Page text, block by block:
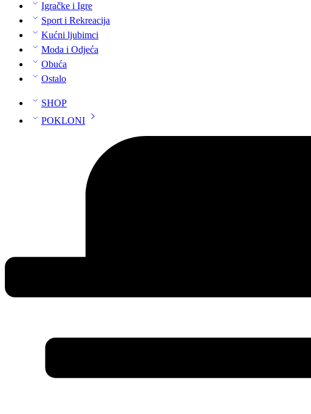
Igračke i Igre
Sport i Rekreacija
Kućni ljubimci
Moda i Odjeća
Obuća
Ostalo
SHOP
POKLONI